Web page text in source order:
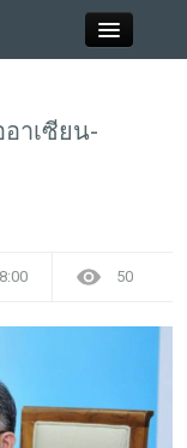
ไลฟ์สไตล์
าเซียน-
50